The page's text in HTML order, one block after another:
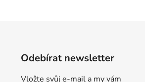
Odebírat newsletter
Vložte svůj e-mail a my vám